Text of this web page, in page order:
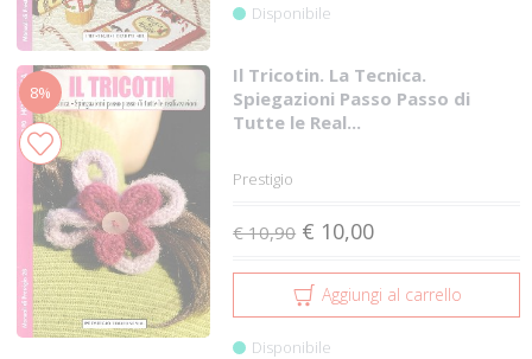
Disponibile
8%
Il Tricotin. La Tecnica.
Spiegazioni Passo Passo di
Tutte le Real...
Prestigio
€ 10,90 € 10,00
Aggiungi al carrello
Disponibile